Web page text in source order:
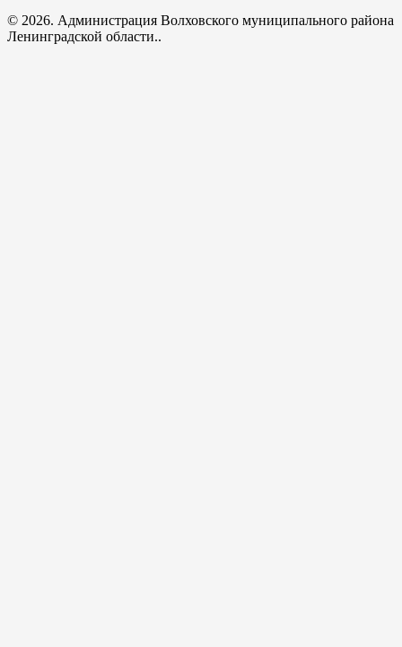
© 2026. Администрация Волховского муниципального района
Ленинградской области..